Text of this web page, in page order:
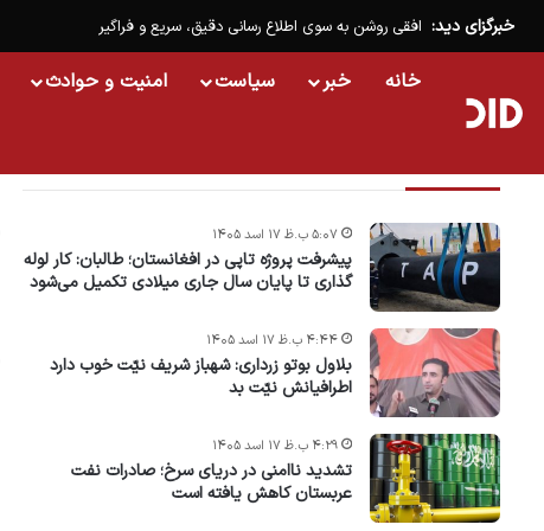
خبرگزای دید: افقی روشن به سوی اطلاع رسانی دقیق، سریع و فراگیر
خانه خبر سیاست امنیت و حوادث
پیشرفت پروژه‌ تاپی در افغانستان؛ طالبان: کار لوله
گذاری تا پایان سال جاری میلادی تکمیل می‌شود
۵:۰۷ ب.ظ ۱۷ اسد ۱۴۰۵
بلاول بوتو زرداری: شهباز شریف نیّت خوب دارد
اطرافیانش نیّت بد
۴:۴۴ ب.ظ ۱۷ اسد ۱۴۰۵
تشدید ناامنی در دریای سرخ؛ صادرات نفت
عربستان کاهش یافته است
۴:۲۹ ب.ظ ۱۷ اسد ۱۴۰۵